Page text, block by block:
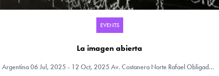
EVENTS
La imagen abierta
Argentina06 Jul, 2025 - 12 Oct, 2025 Av. Costanera Norte Rafael Obligado , 6745, Buenos Aires, Capital Federal, Argentina